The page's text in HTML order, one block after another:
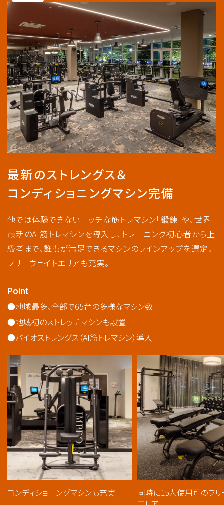
最新のストレングス＆
コンディショニングマシン完備
他では体験できないニッチな筋トレマシン「鍛錬」や、世界
最新のAI筋トレマシンを導入し、トレーニング初心者から上
級者まで、誰もが満足できるマシンのラインアップを選定。
フリーウェイトエリアも充実。
Point
地域最多、全部で65台の多様なマシン数
地域初のストレッチマシンも設置
バイオストレングス（AI筋トレマシン）導入
コンディショニングマシンも充実
同時に15人使用可のフリ